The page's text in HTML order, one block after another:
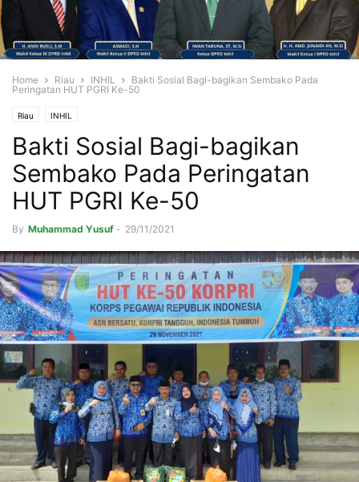
Home Riau INHIL
Bakti Sosial Bagi-bagikan Sembako Pada
Peringatan HUT PGRI Ke-50
Riau INHIL
Bakti Sosial Bagi-bagikan
Sembako Pada Peringatan
HUT PGRI Ke-50
By Muhammad Yusuf - 29/11/2021